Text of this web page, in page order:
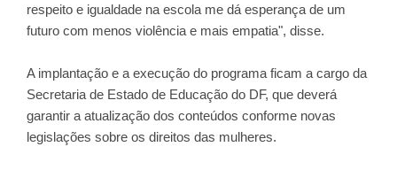
respeito e igualdade na escola me dá esperança de um
futuro com menos violência e mais empatia", disse.
A implantação e a execução do programa ficam a cargo da
Secretaria de Estado de Educação do DF, que deverá
garantir a atualização dos conteúdos conforme novas
legislações sobre os direitos das mulheres.